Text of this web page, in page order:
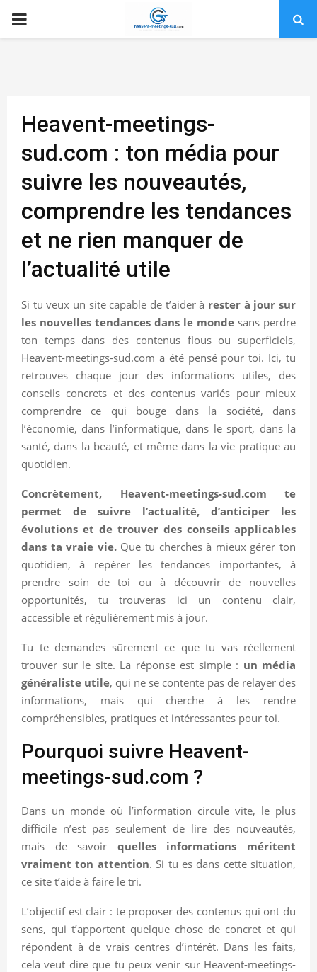
PRIMARY
Heavent-meetings-
sud.com : ton média pour
suivre les nouveautés,
comprendre les tendances
et ne rien manquer de
l’actualité utile
Si tu veux un site capable de t’aider à rester à jour sur
les nouvelles tendances dans le monde sans perdre
ton temps dans des contenus flous ou superficiels,
Heavent-meetings-sud.com a été pensé pour toi. Ici, tu
retrouves chaque jour des informations utiles, des
conseils concrets et des contenus variés pour mieux
comprendre ce qui bouge dans la société, dans
l’économie, dans l’informatique, dans le sport, dans la
santé, dans la beauté, et même dans la vie pratique au
quotidien.
Concrètement, Heavent-meetings-sud.com te
permet de suivre l’actualité, d’anticiper les
évolutions et de trouver des conseils applicables
dans ta vraie vie.Que tu cherches à mieux gérer ton
quotidien, à repérer les tendances importantes, à
prendre soin de toi ou à découvrir de nouvelles
opportunités, tu trouveras ici un contenu clair,
accessible et régulièrement mis à jour.
Tu te demandes sûrement ce que tu vas réellement
trouver sur le site. La réponse est simple : un média
généraliste utile, qui ne se contente pas de relayer des
informations, mais qui cherche à les rendre
compréhensibles, pratiques et intéressantes pour toi.
Pourquoi suivre Heavent-
meetings-sud.com ?
Dans un monde où l’information circule vite, le plus
difficile n’est pas seulement de lire des nouveautés,
mais de savoir quelles informations méritent
vraiment ton attention. Si tu es dans cette situation,
ce site t’aide à faire le tri.
L’objectif est clair : te proposer des contenus qui ont du
sens, qui t’apportent quelque chose de concret et qui
répondent à de vrais centres d’intérêt. Dans les faits,
cela veut dire que tu peux venir sur Heavent-meetings-